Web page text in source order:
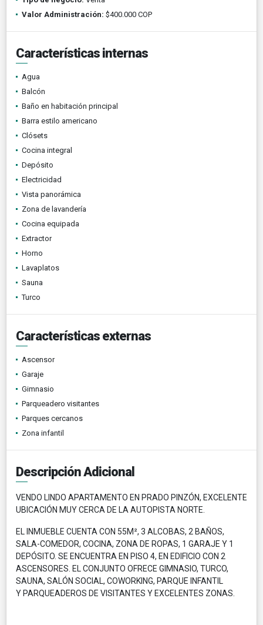
Valor Administración: $400.000 COP
Características internas
Agua
Balcón
Baño en habitación principal
Barra estilo americano
Clósets
Cocina integral
Depósito
Electricidad
Vista panorámica
Zona de lavandería
Cocina equipada
Extractor
Horno
Lavaplatos
Sauna
Turco
Características externas
Ascensor
Garaje
Gimnasio
Parqueadero visitantes
Parques cercanos
Zona infantil
Descripción Adicional
VENDO LINDO APARTAMENTO EN PRADO PINZÓN, EXCELENTE
UBICACIÓN MUY CERCA DE LA AUTOPISTA NORTE.
EL INMUEBLE CUENTA CON 55M², 3 ALCOBAS, 2 BAÑOS,
SALA-COMEDOR, COCINA, ZONA DE ROPAS, 1 GARAJE Y 1
DEPÓSITO. SE ENCUENTRA EN PISO 4, EN EDIFICIO CON 2
ASCENSORES. EL CONJUNTO OFRECE GIMNASIO, TURCO,
SAUNA, SALÓN SOCIAL, COWORKING, PARQUE INFANTIL
Y PARQUEADEROS DE VISITANTES Y EXCELENTES ZONAS.